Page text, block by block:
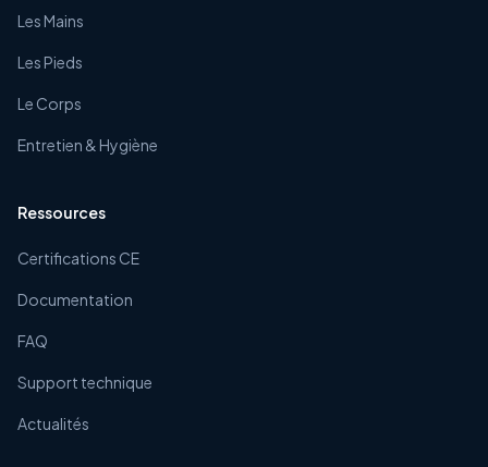
Les Mains
Les Pieds
Le Corps
Entretien & Hygiène
Ressources
Certifications CE
Documentation
FAQ
Support technique
Actualités